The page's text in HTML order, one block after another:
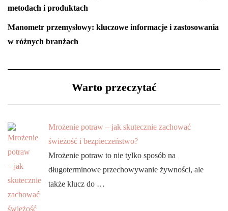
metodach i produktach
Manometr przemysłowy: kluczowe informacje i zastosowania
w różnych branżach
Warto przeczytać
Mrożenie potraw – jak skutecznie zachować
świeżość i bezpieczeństwo?
Mrożenie potraw to nie tylko sposób na
długoterminowe przechowywanie żywności, ale
także klucz do …